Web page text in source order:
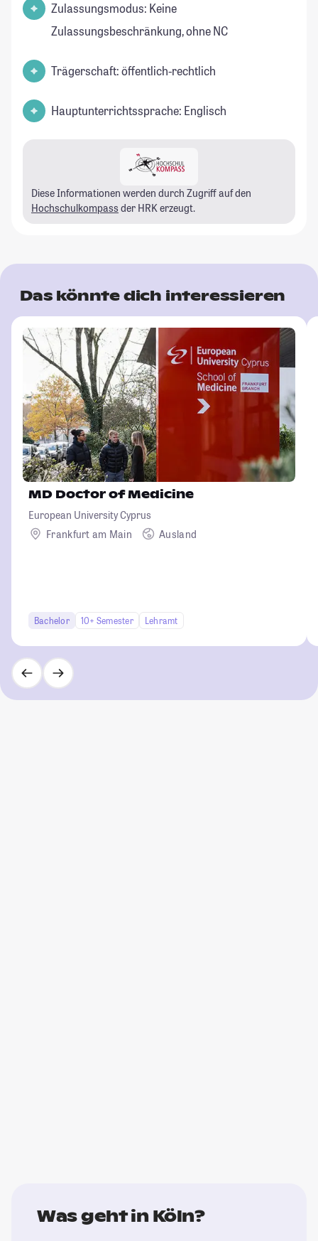
Zulassungsmodus: Keine
Zulassungsbeschränkung, ohne NC
Trägerschaft: öffentlich-rechtlich
Hauptunterrichtssprache: Englisch
Diese Informationen werden durch Zugriff auf den
Hochschulkompass der HRK erzeugt.
Das könnte dich interessieren
MD Doctor of Medicine
European University Cyprus
Frankfurt am Main
Ausland
Bachelor 10+ Semester Lehramt
Was geht in Köln?